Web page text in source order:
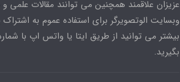
عزیزان علاقمند همچنین می توانند مقالات علمی
وبسایت الوتصویرگر برای استفاده عموم به اشتراک
بگیرید.